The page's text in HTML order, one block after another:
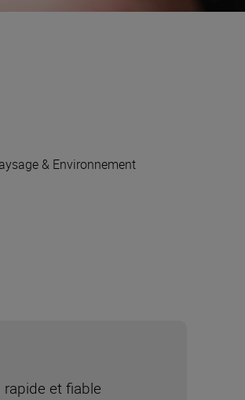
& Environnement
rapide et fiable